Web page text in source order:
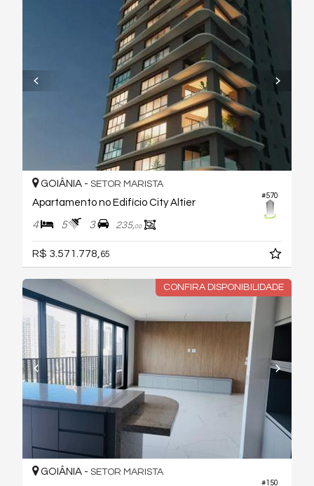
#570
GOIÂNIA - SETOR MARISTA
Apartamento no Edifício City Altier
4 5 3 235,00
R$ 3.571.778, 65
CONFIRA DISPONIBILIDADE
#150
GOIÂNIA - SETOR MARISTA